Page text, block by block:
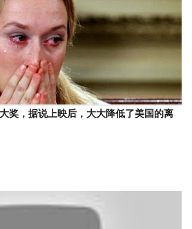
奖，据说上映后，大大降低了美国的离